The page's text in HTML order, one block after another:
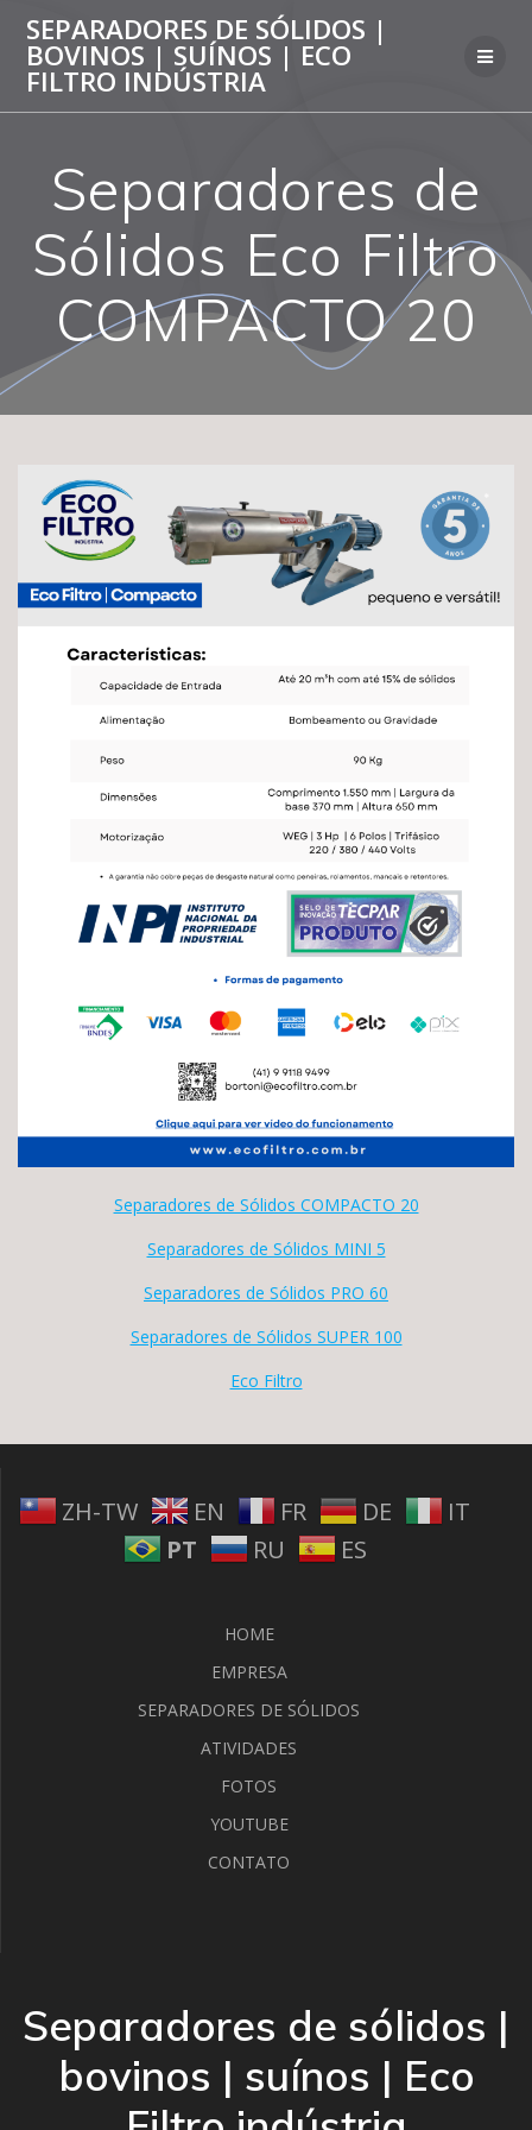
Skip
to
content
SEPARADORES DE SÓLIDOS |
BOVINOS | SUÍNOS | ECO
FILTRO INDÚSTRIA
Separadores de
Sólidos Eco Filtro
COMPACTO 20
Separadores de Sólidos COMPACTO 20
Separadores de Sólidos MINI 5
Separadores de Sólidos PRO 60
Separadores de Sólidos SUPER 100
Eco Filtro
ZH-TW EN FR DE
IT
PT
RU ES
HOME
EMPRESA
SEPARADORES DE SÓLIDOS
ATIVIDADES
FOTOS
YOUTUBE
CONTATO
Separadores de sólidos |
bovinos | suínos | Eco